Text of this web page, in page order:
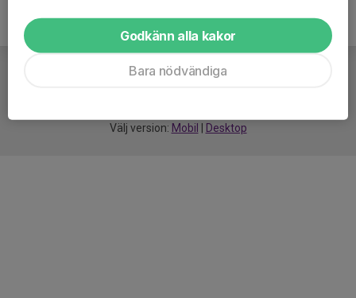
Välj version: Mobil Desktop
Godkänn alla kakor
Bara nödvändiga